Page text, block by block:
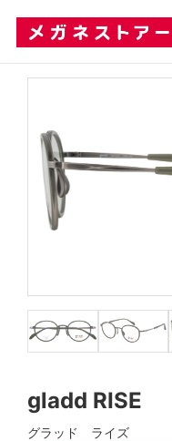
gladd RISE
グラッド ライズ